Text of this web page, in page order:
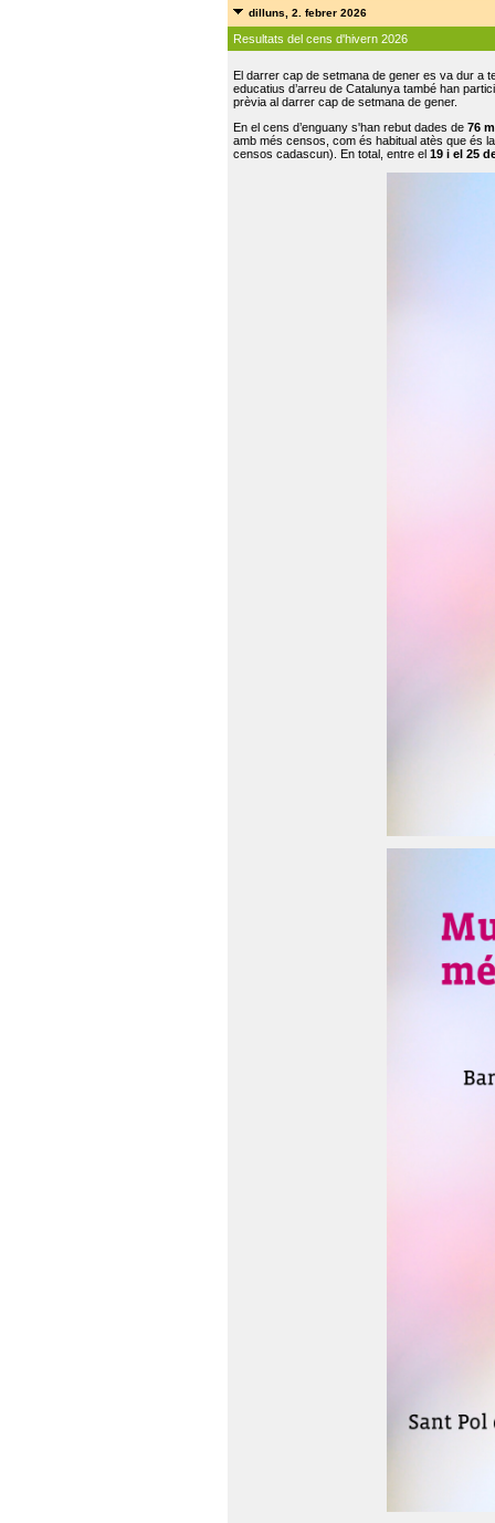
dilluns, 2. febrer 2026
Resultats del cens d'hivern 2026
El darrer cap de setmana de gener es va dur a
educatius d’arreu de Catalunya també han
prèvia al darrer cap de setmana de gener.
En el cens d’enguany s'han rebut dades de 76
amb més censos, com és habitual atès que és
censos cadascun). En total, entre el 19 i el 25